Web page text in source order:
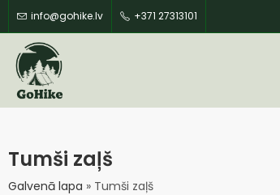
info@gohike.lv +371 27313101
Tumši zaļš
Galvenā lapa » Tumši zaļš